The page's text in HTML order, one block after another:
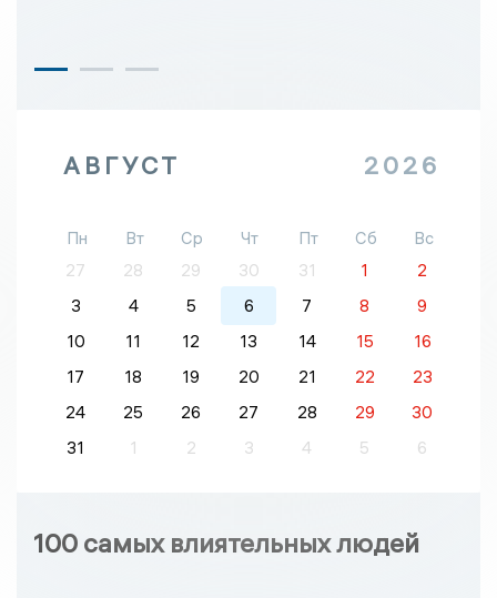
АВГУСТ 2026
Пн Вт Ср Чт Пт Сб
Вс
27
28 29 30 31 1
2
3
4 5 6 7 8
9
10
11 12 13 14 15
16
17
18 19 20 21 22
23
24
25 26 27 28 29
30
31
1 2 3 4 5 6
100 самых влиятельных людей